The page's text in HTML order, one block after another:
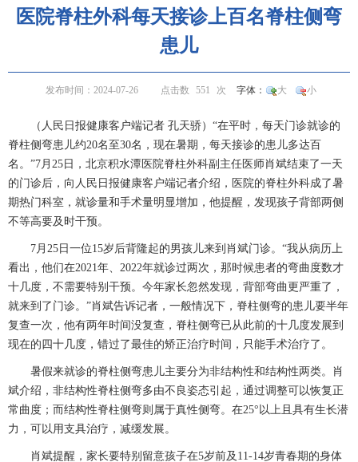
医院脊柱外科每天接诊上百名脊柱侧弯
患儿
发布时间：2024-07-26 点击数 551 次 字体： 大 小
（人民日报健康客户端记者 孔天骄）“在平时，每天门诊就诊的
脊柱侧弯患儿约20名至30名，现在暑期，每天接诊的患儿多达百
名。”7月25日，北京积水潭医院脊柱外科副主任医师肖斌结束了一天
的门诊后，向人民日报健康客户端记者介绍，医院的脊柱外科成了暑
期热门科室，就诊量和手术量明显增加，他提醒，发现孩子背部两侧
不等高要及时干预。
7月25日一位15岁后背隆起的男孩儿来到 肖斌门诊。“我从病历上
看出，他们在2021年、2022年就诊过两次，那时候患者的弯曲度数才
十几度，不需要特别干预。今年家长忽然发现，背部弯曲更严重了，
就来到了门诊。”肖斌告诉记者，一般情况下，脊柱侧弯的患儿要半年
复查一次，他有两年时间没复查，脊柱侧弯已从此前的十几度发展到
现在的四十几度，错过了最佳的矫正治疗时间，只能手术治疗了。
暑假来就诊的脊柱侧弯患儿主要分为非结构性和结构性两类。 肖
斌介绍，非结构性脊柱侧弯多由不良姿态引起，通过调整可以恢复正
常曲度；而结构性脊柱侧弯则属于真性侧弯。在25°以上且具有生长潜
力，可以用支具治疗，减缓发展。
肖斌提醒，家长要特别留意孩子在5岁前及11-14岁青春期的身体